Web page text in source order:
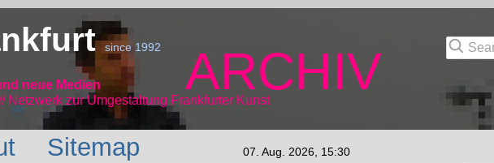
since 1992
neue Medien
Netzwerk
ARCHIV
zur Umgestaltung Frankfurter Kunst
Sitemap 07. Aug. 2026, 15:30